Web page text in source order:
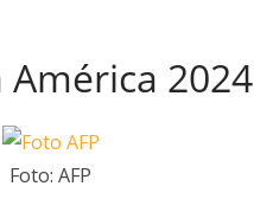
América 2024
Foto: AFP